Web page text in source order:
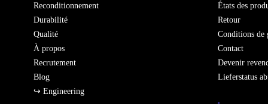
Reconditionnement
Durabilité
Qualité
À propos
Recrutement
Blog
↪ Engineering
États des
Retour
Conditions de
Contact
Devenir
Lieferstatus